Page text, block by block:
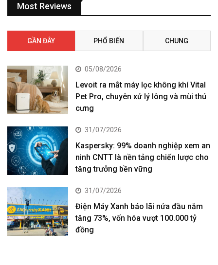
Most Reviews
GẦN ĐÂY PHỔ BIẾN CHUNG
05/08/2026
Levoit ra mắt máy lọc không khí Vital
Pet Pro, chuyên xử lý lông và mùi thú
cưng
31/07/2026
Kaspersky: 99% doanh nghiệp xem an
ninh CNTT là nền tảng chiến lược cho
tăng trưởng bền vững
31/07/2026
Điện Máy Xanh báo lãi nửa đầu năm
tăng 73%, vốn hóa vượt 100.000 tỷ
đồng